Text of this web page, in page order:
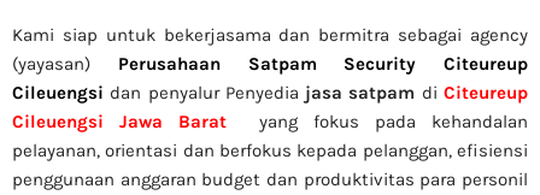
Kami siap untuk bekerjasama dan bermitra sebagai agency
(yayasan) Perusahaan Satpam Security Citeureup
Cileuengsi dan penyalur Penyedia jasa satpam diCiteureup
Cileuengsi Jawa Barat
yang fokus pada kehandalan
pelayanan, orientasi dan berfokus kepada pelanggan, efisiensi
penggunaan anggaran budget dan produktivitas para personil